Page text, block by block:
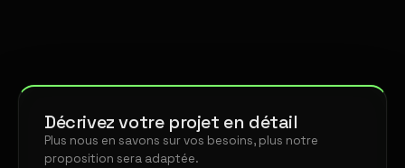
Décrivez votre projet en détail
Plus nous en savons sur vos besoins, plus notre
proposition sera adaptée.